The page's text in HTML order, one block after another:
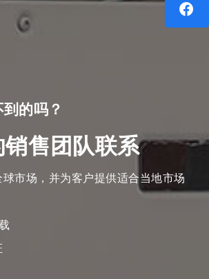
的吗？
售团队联系
球市场，并为客户提供适合当地市场